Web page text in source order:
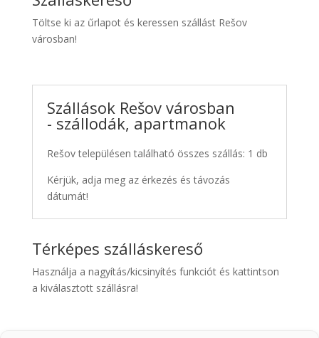
Taxi
Töltse ki az űrlapot és keressen szállást Rešov
városban!
Szállások Rešov városban
- szállodák, apartmanok
Rešov településen található összes szállás: 1 db
Kérjük, adja meg az érkezés és távozás
dátumát!
Térképes szálláskereső
Használja a nagyítás/kicsinyítés funkciót és kattintson
a kiválasztott szállásra!